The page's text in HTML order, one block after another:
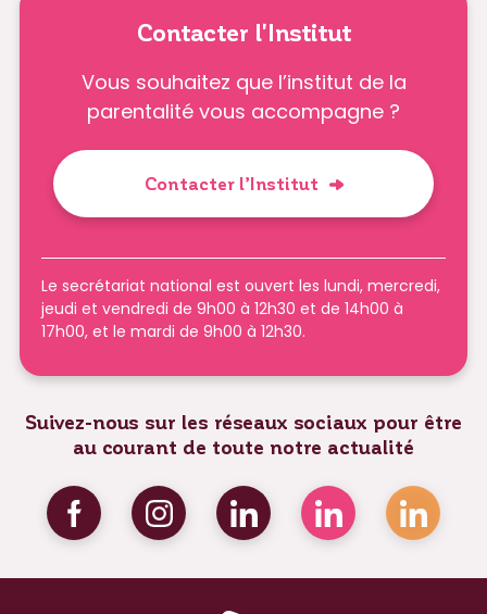
Contacter l'Institut
Vous souhaitez que l’institut de la
parentalité vous accompagne ?
Contacter l’Institut
Le secrétariat national est ouvert les lundi, mercredi,
jeudi et vendredi de 9h00 à 12h30 et de 14h00 à
17h00, et le mardi de 9h00 à 12h30.
Suivez-nous sur les réseaux sociaux pour être
au courant de toute notre actualité